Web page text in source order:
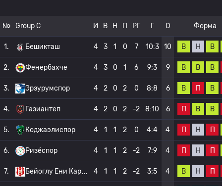
№ Group C И В Н П РГ Г О Форма
1. Бешикташ 4 3 1 0 7 10:3 10 В Н В
2. Фенербахче 4 3 0 1 6 9:3 9 В В В
3. Эрзурумспор 4 2 0 2 0 8:8 6 В П В
4. Газиантеп 4 2 0 2 -2 8:10 6 П В В
5. Коджаэлиспор 4 1 1 2 0 4:4 4 П Н П
6. Ризе́спор 4 1 1 2 -2 7:9 4 П Н П
7. Бейоглу Ени Кар 4 1 1 2 -2 3:5 4 В Н П